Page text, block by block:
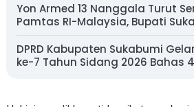
Yon Armed 13 Nanggala Turut
Pamtas RI-Malaysia, Bupati
DPRD Kabupaten Sukabumi
ke-7 Tahun Sidang 2026 Bahas